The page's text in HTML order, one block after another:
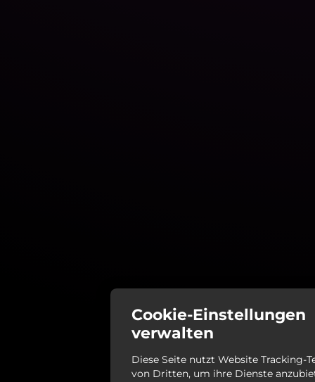
Cookie-Einstellungen
verwalten
Diese Seite nutzt Website Tracking-
von Dritten, um ihre Dienste